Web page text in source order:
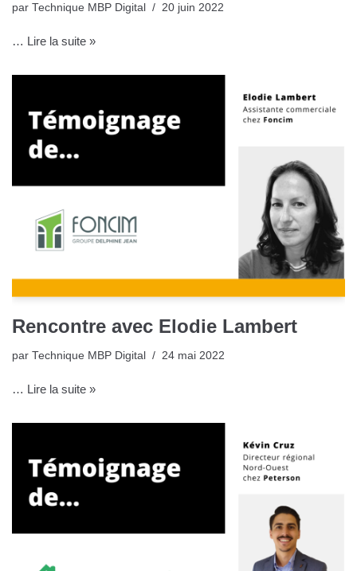
par Technique MBP Digital 20 juin 2022
… Lire la suite »
Rencontre avec Elodie Lambert
par Technique MBP Digital 24 mai 2022
… Lire la suite »